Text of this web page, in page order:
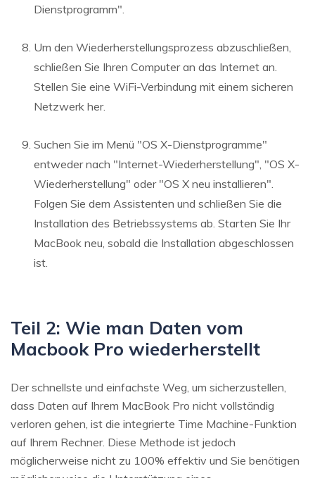
Dienstprogramm".
Um den Wiederherstellungsprozess abzuschließen,
schließen Sie Ihren Computer an das Internet an.
Stellen Sie eine WiFi-Verbindung mit einem sicheren
Netzwerk her.
Suchen Sie im Menü "OS X-Dienstprogramme"
entweder nach "Internet-Wiederherstellung", "OS X-
Wiederherstellung" oder "OS X neu installieren".
Folgen Sie dem Assistenten und schließen Sie die
Installation des Betriebssystems ab. Starten Sie Ihr
MacBook neu, sobald die Installation abgeschlossen
ist.
Teil 2: Wie man Daten vom
Macbook Pro wiederherstellt
Der schnellste und einfachste Weg, um sicherzustellen,
dass Daten auf Ihrem MacBook Pro nicht vollständig
verloren gehen, ist die integrierte Time Machine-Funktion
auf Ihrem Rechner. Diese Methode ist jedoch
möglicherweise nicht zu 100% effektiv und Sie benötigen